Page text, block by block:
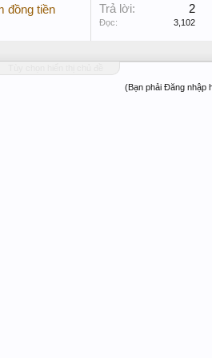
đồng tiền Trả lời: 2
Đọc: 3,102
(Bạn phải Đăng nhập